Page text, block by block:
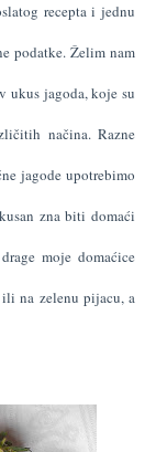
recepta i jednu
podatke.Želim nam
ukus jagoda, koje su
načina. Razne
jagode upotrebimo
zna biti domaći
moje domaćice
na zelenu pijacu, a